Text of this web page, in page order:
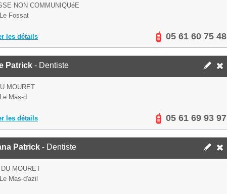
NON COMMUNIQUéE
Fossat
les détails 05 61 60 75 48
Patrick - Dentiste
MOURET
Mas-d
les détails 05 61 69 93 97
Patrick - Dentiste
MOURET
Mas-d'azil